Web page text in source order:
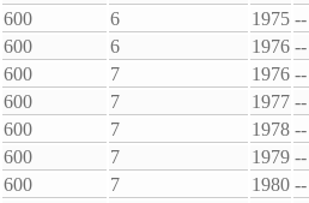
600 6 1975 --
600 6 1976 --
600 7 1976 --
600 7 1977 --
600 7 1978 --
600 7 1979 --
600 7 1980 --